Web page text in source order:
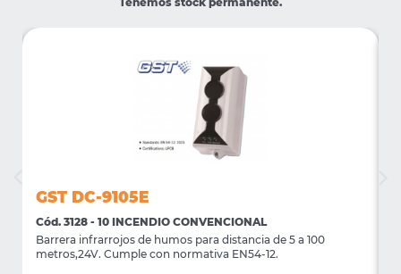
GST DC-9105E
Cód. 3128 - 10 INCENDIO CONVENCIONAL
Barrera infrarrojos de humos para distancia de 5 a 100
metros,24V. Cumple con normativa EN54-12.